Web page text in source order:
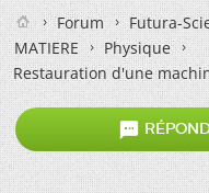
Forum
Futura-
MATIERE
Physique
Restauration d'une
